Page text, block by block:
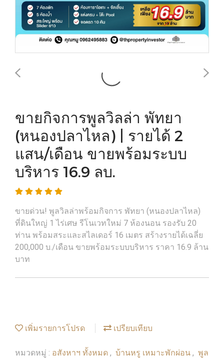
ขายกิจการพูลวิลล่า พัทยา
(หนองปลาไหล) | รายได้ 2
แสน/เดือน ขายพร้อมระบบ
บริหาร 16.9 ลบ.
ขายด่วน! พูลวิลล่าพร้อมกิจการ พัทยา (หนองปลาไหล)
ที่ดินใหญ่ 1 ไร่เศษ รีโนเวทใหม่ 7 ห้องนอน รองรับ 20
ท่าน พร้อมสระและสไลเดอร์ 16 เมตร สร้างรายได้เฉลี่ย
200,000 บ./เดือน ขายพร้อมระบบบริหาร ราคา 16.9 ล้าน
บาท
เพิ่มรายการโปรด เปรียบเทียบ
หมวดหมู่ : อสังหาฯ ทั้งหมด , บ้านหรู เหมาะพักผ่อน , พูล